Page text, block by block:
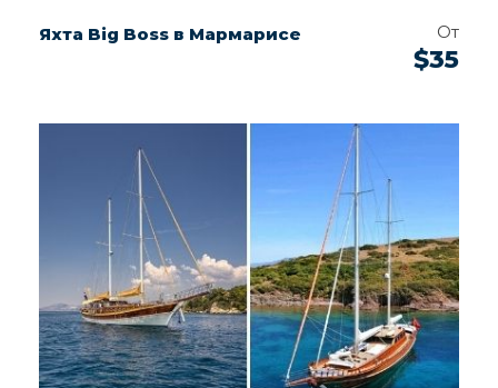
Яхта Big Boss в Мармарисе От
$35